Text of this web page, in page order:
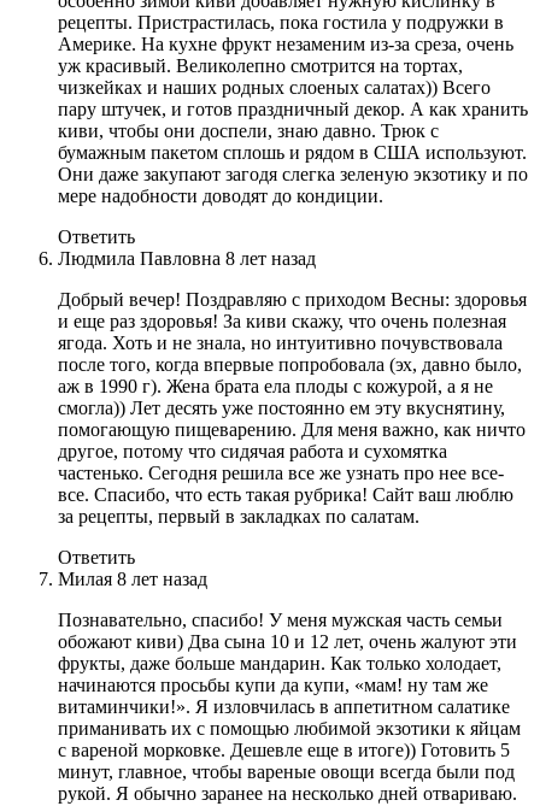
рецепты. Пристрастилась, пока гостила у подружки в
Америке. На кухне фрукт незаменим из-за среза, очень
уж красивый. Великолепно смотрится на тортах,
чизкейках и наших родных слоеных салатах)) Всего
пару штучек, и готов праздничный декор. А как хранить
киви, чтобы они доспели, знаю давно. Трюк с
бумажным пакетом сплошь и рядом в США используют.
Они даже закупают загодя слегка зеленую экзотику и по
мере надобности доводят до кондиции.
Ответить
Людмила Павловна 8 лет назад
Добрый вечер! Поздравляю с приходом Весны: здоровья
и еще раз здоровья! За киви скажу, что очень полезная
ягода. Хоть и не знала, но интуитивно почувствовала
после того, когда впервые попробовала (эх, давно было,
аж в 1990 г). Жена брата ела плоды с кожурой, а я не
смогла)) Лет десять уже постоянно ем эту вкуснятину,
помогающую пищеварению. Для меня важно, как ничто
другое, потому что сидячая работа и сухомятка
частенько. Сегодня решила все же узнать про нее все-
все. Спасибо, что есть такая рубрика! Сайт ваш люблю
за рецепты, первый в закладках по салатам.
Ответить
Милая 8 лет назад
Познавательно, спасибо! У меня мужская часть семьи
обожают киви) Два сына 10 и 12 лет, очень жалуют эти
фрукты, даже больше мандарин. Как только холодает,
начинаются просьбы купи да купи, «мам! ну там же
витаминчики!». Я изловчилась в аппетитном салатике
приманивать их с помощью любимой экзотики к яйцам
с вареной морковке. Дешевле еще в итоге)) Готовить 5
минут, главное, чтобы вареные овощи всегда были под
рукой. Я обычно заранее на несколько дней отвариваю.